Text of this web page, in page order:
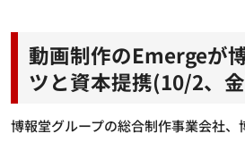
動画制作のEmergeが
ツと資本提携(10/2、
博報堂グループの総合制作事業会社、